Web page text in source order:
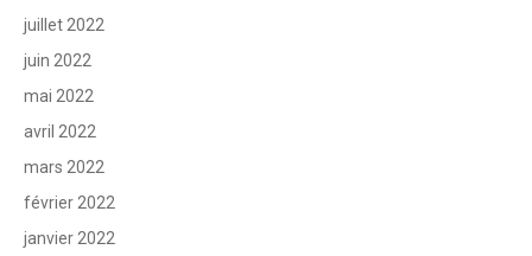
juillet 2022
juin 2022
mai 2022
avril 2022
mars 2022
février 2022
janvier 2022